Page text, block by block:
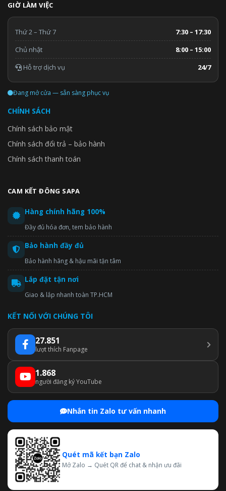
GIỜ LÀM VIỆC
Thứ 2 – Thứ 7
7:30 – 17:30
Chủ nhật
8:00 – 15:00
Hỗ trợ dịch vụ
24/7
Đang mở cửa — sẵn sàng phục vụ
CHÍNH SÁCH
Chính sách bảo mật
Chính sách đổi trả – bảo hành
Chính sách thanh toán
CAM KẾT ĐÔNG SAPA
Hàng chính hãng 100%
Đầy đủ hóa đơn, tem bảo hành
Bảo hành đầy đủ
Bảo hành hãng & hậu mãi tận tâm
Lắp đặt tận nơi
Giao & lắp nhanh toàn TP.HCM
KẾT NỐI VỚI CHÚNG TÔI
27.851
lượt thích Fanpage
1.868
người đăng ký YouTube
Nhắn tin Zalo tư vấn nhanh
Quét mã kết bạn Zalo
Mở Zalo → Quét QR để chat & nhận ưu đãi